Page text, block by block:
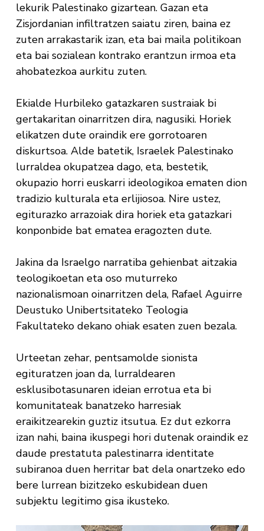
lekurik Palestinako gizartean. Gazan eta
Zisjordanian infiltratzen saiatu ziren, baina ez
zuten arrakastarik izan, eta bai maila politikoan
eta bai sozialean kontrako erantzun irmoa eta
ahobatezkoa aurkitu zuten.
Ekialde Hurbileko gatazkaren sustraiak bi
gertakaritan oinarritzen dira, nagusiki. Horiek
elikatzen dute oraindik ere gorrotoaren
diskurtsoa. Alde batetik, Israelek Palestinako
lurraldea okupatzea dago, eta, bestetik,
okupazio horri euskarri ideologikoa ematen dion
tradizio kulturala eta erlijiosoa. Nire ustez,
egiturazko arrazoiak dira horiek eta gatazkari
konponbide bat ematea eragozten dute.
Jakina da Israelgo narratiba gehienbat aitzakia
teologikoetan eta oso muturreko
nazionalismoan oinarritzen dela, Rafael Aguirre
Deustuko Unibertsitateko Teologia
Fakultateko dekano ohiak esaten zuen bezala.
Urteetan zehar, pentsamolde sionista
egituratzen joan da, lurraldearen
esklusibotasunaren ideian errotua eta bi
komunitateak banatzeko harresiak
eraikitzearekin guztiz itsutua. Ez dut ezkorra
izan nahi, baina ikuspegi hori dutenak oraindik ez
daude prestatuta palestinarra identitate
subiranoa duen herritar bat dela onartzeko edo
bere lurrean bizitzeko eskubidean duen
subjektu legitimo gisa ikusteko.